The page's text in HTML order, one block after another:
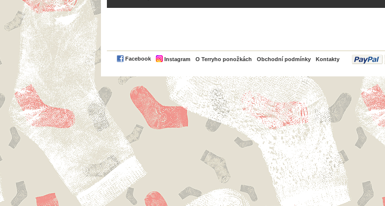
Facebook Instagram O Terryho ponožkách Obchodní podmínky Kontakty
PayPal